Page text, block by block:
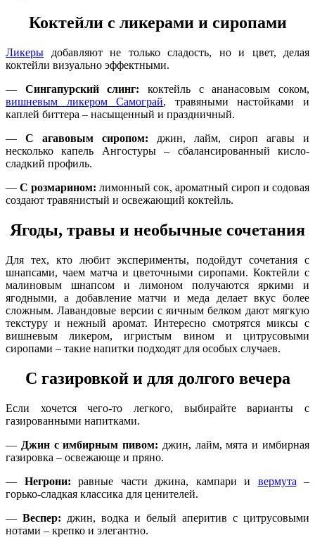
Коктейли с ликерами и сиропами
Ликеры добавляют не только сладость, но и цвет, делая
коктейли визуально эффектными.
— Сингапурский слинг: коктейль с ананасовым соком,
вишневым ликером Самограй, травяными настойками и
каплей биттера – насыщенный и праздничный.
— С агавовым сиропом: джин, лайм, сироп агавы и
несколько капель Ангостуры – сбалансированный кисло-
сладкий профиль.
— С розмарином: лимонный сок, ароматный сироп и содовая
создают травянистый и освежающий коктейль.
Ягоды, травы и необычные сочетания
Для тех, кто любит эксперименты, подойдут сочетания с
шнапсами, чаем матча и цветочными сиропами. Коктейли с
малиновым шнапсом и лимоном получаются яркими и
ягодными, а добавление матчи и меда делает вкус более
сложным. Лавандовые версии с яичным белком дают мягкую
текстуру и нежный аромат. Интересно смотрятся миксы с
вишневым ликером, игристым вином и цитрусовыми
сиропами – такие напитки подходят для особых случаев.
С газировкой и для долгого вечера
Если хочется чего-то легкого, выбирайте варианты с
газированными напитками.
— Джин с имбирным пивом: джин, лайм, мята и имбирная
газировка – освежающе и пряно.
— Негрони: равные части джина, кампари и вермута –
горько-сладкая классика для ценителей.
— Веспер: джин, водка и белый аперитив с цитрусовыми
нотами – крепко и элегантно.